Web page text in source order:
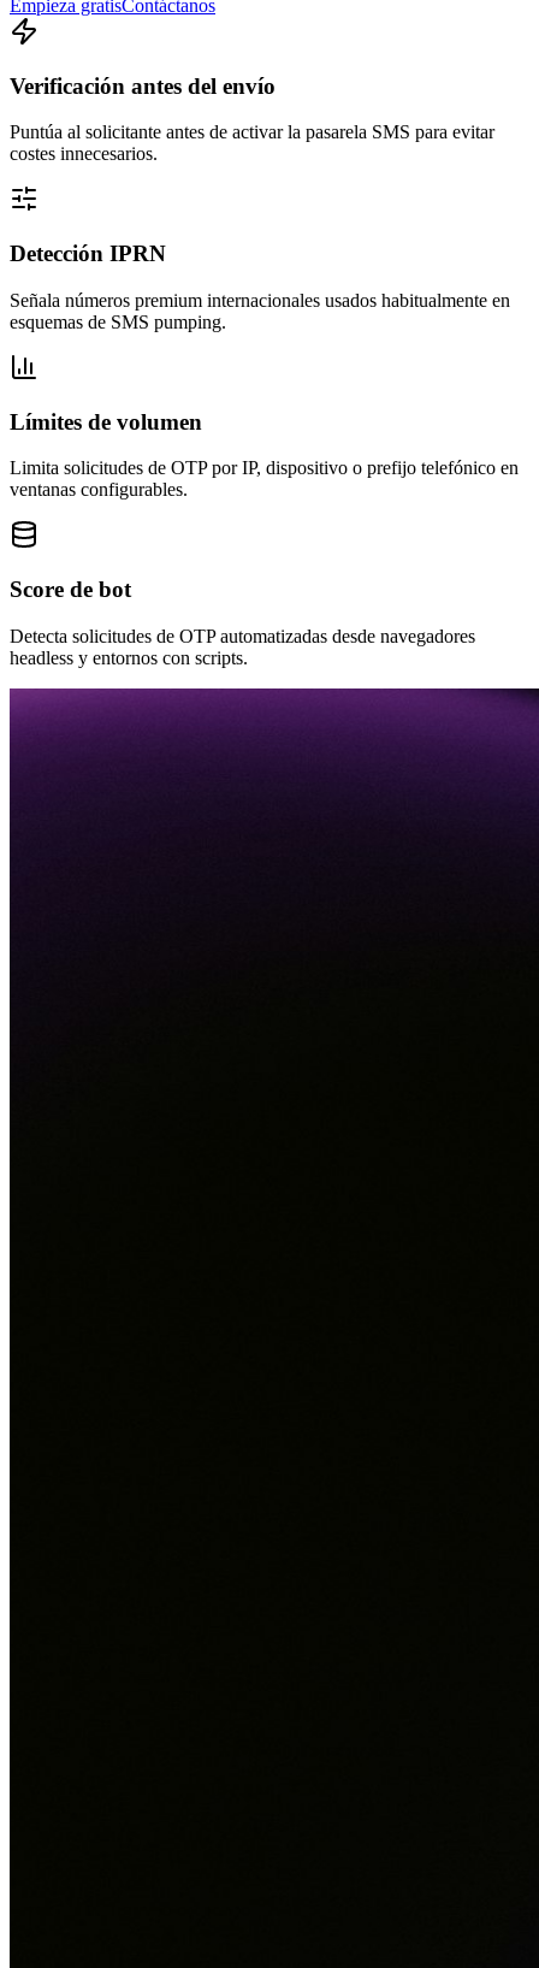
Empieza gratisContáctanos
Verificación antes del envío
Puntúa al solicitante antes de activar la pasarela SMS para evitar
costes innecesarios.
Detección IPRN
Señala números premium internacionales usados habitualmente en
esquemas de SMS pumping.
Límites de volumen
Limita solicitudes de OTP por IP, dispositivo o prefijo telefónico en
ventanas configurables.
Score de bot
Detecta solicitudes de OTP automatizadas desde navegadores
headless y entornos con scripts.